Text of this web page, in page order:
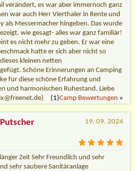
verändert, es war aber immernoch ganz
war auch Herr Vierthaler in Rente und
als Messermacher hingeben. Das wurde
wie gesagt- alles war ganz familiär!
es nicht mehr zu geben. Er war eine
hatte er sich aber nicht so
kleinen netten
Schöne Erinnerungen an Camping
für diese schöne Erfahrung und
und harmonischen Ruhestand. Liebe
(1)Camp Bewertungen »
19. 09. 2024
Zeit Sehr Freundlich und sehr
sehr saubere Sanitäranlage